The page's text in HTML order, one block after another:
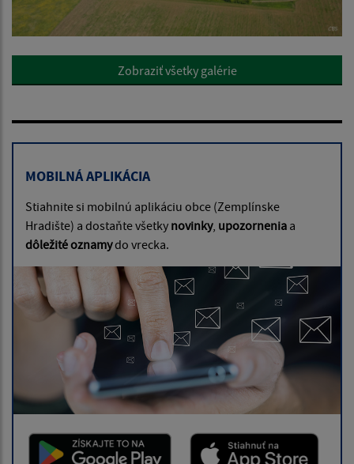
Zobraziť všetky galérie
MOBILNÁ APLIKÁCIA
Stiahnite si mobilnú aplikáciu obce (Zemplínske
Hradište) a dostaňte všetky novinky, upozornenia a
dôležité oznamydo vrecka.